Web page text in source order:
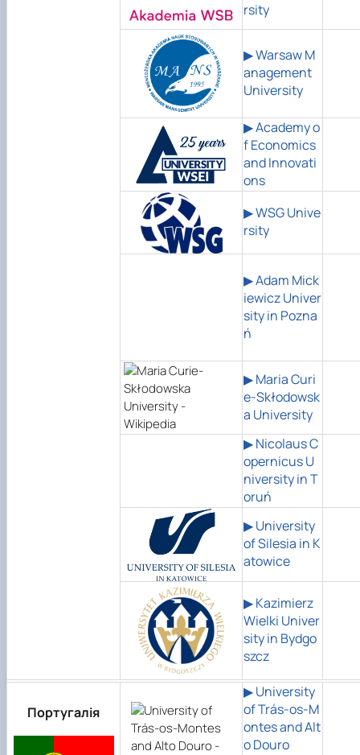
rsity
▶ Warsaw M
anagement
University
▶ Academy o
f Economics
and Innovati
ons
▶ WSG Unive
rsity
▶ Adam Mick
iewicz Univer
sity in Pozna
ń
▶ Maria Curi
e-Skłodowsk
a University
▶Nicolaus C
opernicus U
niversity in T
oruń
▶University
of Silesia in K
atowice
▶Kazimierz
Wielki Univer
sity in Bydgo
szcz
Португалія
▶ University
of Trás-os-M
ontes and Alt
o Douro